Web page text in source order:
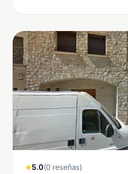
star5.0(0 reseñas)